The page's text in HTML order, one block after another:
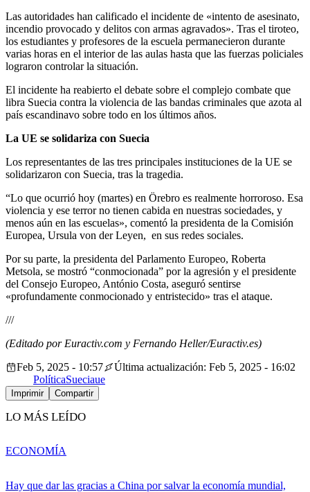
Las autoridades han calificado el incidente de «intento de asesinato,
incendio provocado y delitos con armas agravados». Tras el tiroteo,
los estudiantes y profesores de la escuela permanecieron durante
varias horas en el interior de las aulas hasta que las fuerzas policiales
lograron controlar la situación.
El incidente ha reabierto el debate sobre el complejo combate que
libra Suecia contra la violencia de las bandas criminales que azota al
país escandinavo sobre todo en los últimos años.
La UE se solidariza con Suecia
Los representantes de las tres principales instituciones de la UE se
solidarizaron con Suecia, tras la tragedia.
“Lo que ocurrió hoy (martes) en Örebro es realmente horroroso. Esa
violencia y ese terror no tienen cabida en nuestras sociedades, y
menos aún en las escuelas», comentó la presidenta de la Comisión
Europea, Ursula von der Leyen, en sus redes sociales.
Por su parte, la presidenta del Parlamento Europeo, Roberta
Metsola, se mostró “conmocionada” por la agresión y el presidente
del Consejo Europeo, António Costa, aseguró sentirse
«profundamente conmocionado y entristecido» tras el ataque.
///
(Editado por Euractiv.com y Fernando Heller/Euractiv.es)
Feb 5, 2025 - 10:57
Última actualización: Feb 5, 2025 - 16:02
PolíticaSueciaue
Imprimir Compartir
LO MÁS LEÍDO
Hay que dar las gracias a China por salvar la economía mundial,
ECONOMÍA